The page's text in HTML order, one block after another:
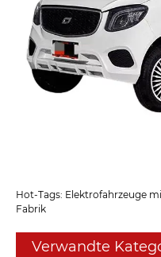
Hot-Tags: Elektrofahrzeuge
Fabrik
Verwandte